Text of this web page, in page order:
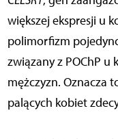
większej ekspresji u
polimorfizm
związany z POChP u
mężczyzn. Oznacza
palących kobiet